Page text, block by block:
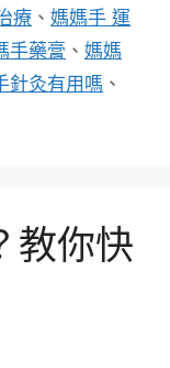
療 、媽媽手 運
手藥膏 、 媽媽
針灸有用嗎 、
教你快